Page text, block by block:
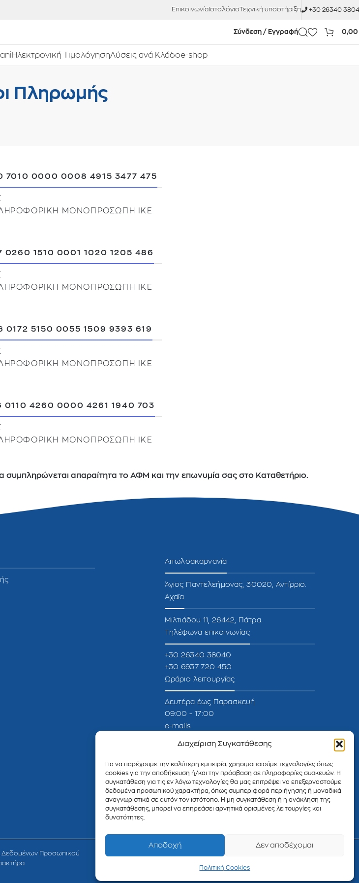
Διαχείριση Συγκατάθεσης
Για να παρέχουμε την καλύτερη εμπειρία, χρησιμοποιούμε τεχνολογίες όπως
cookies για την αποθήκευση ή/και την πρόσβαση σε πληροφορίες συσκευών. Η
συγκατάθεση για τις εν λόγω τεχνολογίες θα μας επιτρέψει να επεξεργαστούμε
δεδομένα προσωπικού χαρακτήρα, όπως συμπεριφορά περιήγησης ή μοναδικά
αναγνωριστικά σε αυτόν τον ιστότοπο. Η μη συγκατάθεση ή η ανάκληση της
συγκατάθεσης, μπορεί να επηρεάσει αρνητικά ορισμένες λειτουργίες και
δυνατότητες.
Αποδοχή Δεν αποδέχομαι
Πολιτική Cookies
Επικοινωνία ΙστολόγιοΤεχνική υποστήριξη +30 26340
Σύνδεση / Εγγραφή 0,00
Ηλεκτρονική ΤιμολόγησηΛύσεις ανά Κλάδοe-shop
Πληρωμής
7010 0000 0008 4915 3477 475
ΜΟΝΟΠΡΟΣΩΠΗ ΙΚΕ
0260 1510 0001 1020 1205 486
ΜΟΝΟΠΡΟΣΩΠΗ ΙΚΕ
0172 5150 0055 1509 9393 619
ΜΟΝΟΠΡΟΣΩΠΗ ΙΚΕ
0110 4260 0000 4261 1940 703
ΜΟΝΟΠΡΟΣΩΠΗ ΙΚΕ
απαραίτητα το ΑΦΜ και την επωνυμία σας στο Καταθετήριο.
Αιτωλοακαρνανία
Άγιος Παντελεήμονας, 30020, Αντίρριο.
Αχαΐα
Μιλτιάδου 11, 26442, Πάτρα.
Τηλέφωνα επικοινωνίας
+30 26340 38040
+30 6937 720 450
Ωράριο λειτουργίας
Δευτέρα έως Παρασκευή
09:00 - 17:00
e-mails
Πληροφορίες :info@develop.gr
Πωλήσεις :sales@develop.gr
Λογιστήριο : accounting@develop.gr
Προσωπικού
Πολιτική Cookies